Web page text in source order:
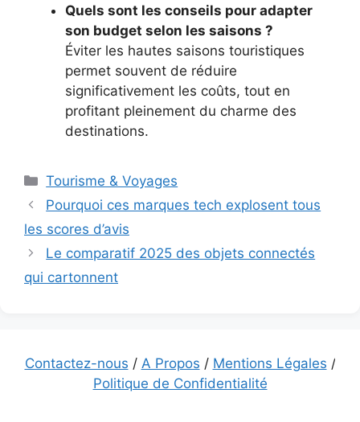
Quels sont les conseils pour adapter
son budget selon les saisons ?
Éviter les hautes saisons touristiques
permet souvent de réduire
significativement les coûts, tout en
profitant pleinement du charme des
destinations.
Catégories
Tourisme & Voyages
Pourquoi ces marques tech explosent tous
les scores d’avis
Le comparatif 2025 des objets connectés
qui cartonnent
Contactez-nous / A Propos / Mentions Légales /
Politique de Confidentialité